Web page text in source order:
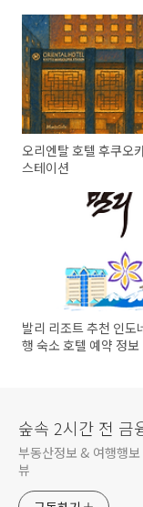
오리엔탈 호텔 후쿠오
스테이션
발리 리조트 추천 인도
행 숙소 호텔 예약 정보
숲속 2시간 전 금
부동산정보 & 여행행
뷰